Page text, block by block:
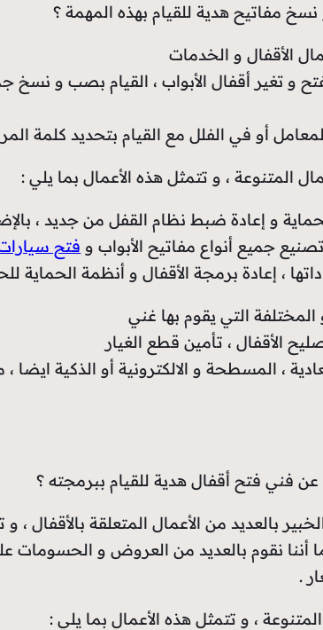
هدية للقيام بهذه المهمة ؟
الأقفال و الخدمات
و تغير أقفال الأبواب ، القيام بصب و نسخ
أو في الفلل مع القيام بتحديد كلمة
المتنوعة ، و تتمثل هذه الأعمال بما يلي :
و إعادة ضبط نظام القفل من جديد ،
جميع أنواع مفاتيح الأبواب و فتح
، إعادة برمجة الأقفال و أنظمة الحماية
التي يقوم بها غني
الأقفال ، تأمين قطع الغيار
، المسطحة و الالكترونية أو الذكية
فني فتح أقفال هدية للقيام ببرمجته ؟
بالعديد من الأعمال المتعلقة بالأقفال ، و
أننا نقوم بالعديد من العروض و الحسومات
.
، و تتمثل هذه الأعمال بما يلي :